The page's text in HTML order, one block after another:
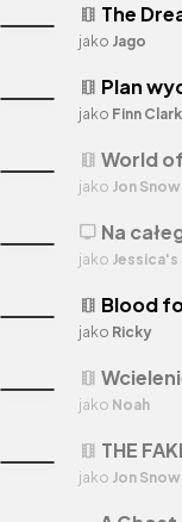
theaters Blood
jako Ricky
theaters The
jako Jago
theaters
jako Noah
theaters Plan
jako Finn
theaters THE
jako Jon
theaters World
jako Jon Snow
tv Na
jako Jessica's